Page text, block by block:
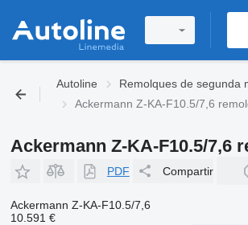
Autoline Remolques de segunda
Ackermann Z-KA-F10.5/7,6
Ackermann Z-KA-F10.5/7,6
PDF Compartir
Ackermann Z-KA-F10.5/7,6
10.591 €